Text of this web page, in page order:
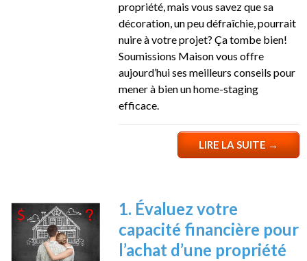
propriété, mais vous savez que sa
décoration, un peu défraîchie, pourrait
nuire à votre projet? Ça tombe bien!
Soumissions Maison vous offre
aujourd’hui ses meilleurs conseils pour
mener à bien un home-staging
efficace.
LIRE LA SUITE→
1. Évaluez votre
capacité financière pour
l’achat d’une propriété